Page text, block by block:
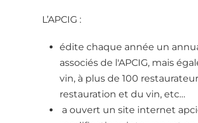
L’APCIG :
édite chaque année un
associés de l'APCIG, mais
vin, à plus de 100
restauration et du vin, etc…
a ouvert un site internet